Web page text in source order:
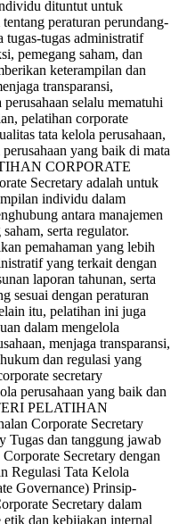
dituntut untuk
peraturan perundang-
tugas-tugas administratif
pemegang saham, dan
keterampilan dan
transparansi,
selalu mematuhi
pelatihan corporate
tata kelola perusahaan,
yang baik di mata
CORPORATE
Secretary adalah untuk
individu dalam
antara manajemen
serta regulator.
pemahaman yang lebih
yang terkait dengan
laporan tahunan, serta
sesuai dengan peraturan
itu, pelatihan ini juga
dalam mengelola
menjaga transparansi,
dan regulasi yang
secretary
perusahaan yang baik dan
PELATIHAN
Corporate Secretary
Tugas dan tanggung jawab
Secretary dengan
Regulasi Tata Kelola
Governance) Prinsip-
Secretary dalam
dan kebijakan internal